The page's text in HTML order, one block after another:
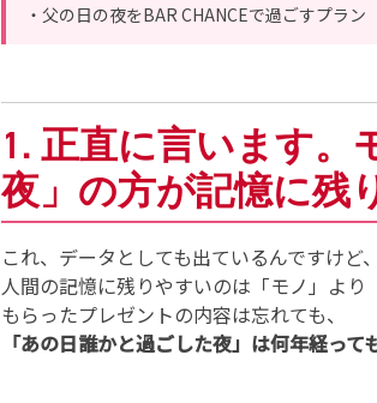
・父の日の夜をBAR CHANCEで過ごすプラン
1. 正直に言います
夜」の方が記憶に残
これ、データとしても出ているんですけど、
人間の記憶に残りやすいのは「モノ」より
もらったプレゼントの内容は忘れても、
「あの日誰かと過ごした夜」は何年経って